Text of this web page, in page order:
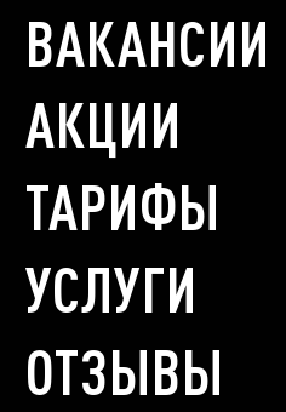
ВАКАНСИИ
АКЦИИ
ТАРИФЫ
УСЛУГИ
ОТЗЫВЫ